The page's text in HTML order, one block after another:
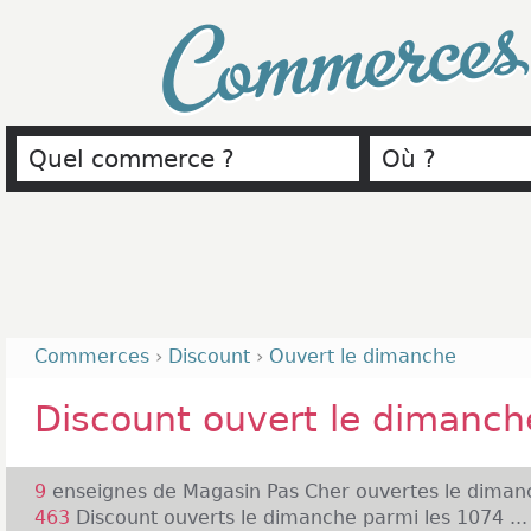
Commerces › Discount › Ouvert le dimanche
Discount ouvert le
9 enseignes de Magasin Pas Cher ouvertes le
463 Discount ouverts le dimanche parmi les 1074 ...